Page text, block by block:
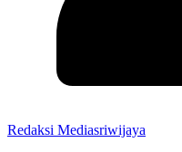
Redaksi Mediasriwijaya